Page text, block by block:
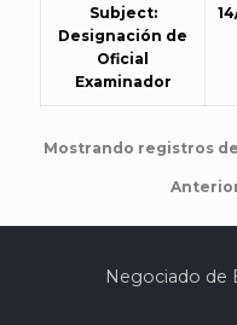
Subject:
Designación de
Oficial
Examinador
Mostrando registros
Negociado de